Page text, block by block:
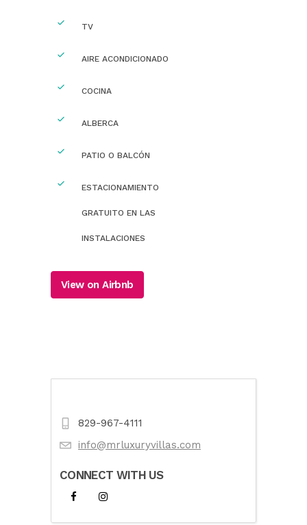
TV
AIRE ACONDICIONADO
COCINA
ALBERCA
PATIO O BALCÓN
ESTACIONAMIENTO
GRATUITO EN LAS
INSTALACIONES
View on Airbnb
829-967-4111
info@mrluxuryvillas.com
CONNECT WITH US